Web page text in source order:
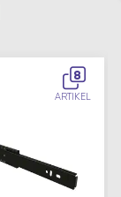
8
ARTIKEL